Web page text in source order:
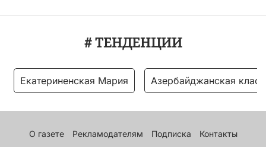
# ТЕНДЕНЦИИ
Екатериненская Мария Азербайджанская
О газете Рекламодателям Подписка Контакты